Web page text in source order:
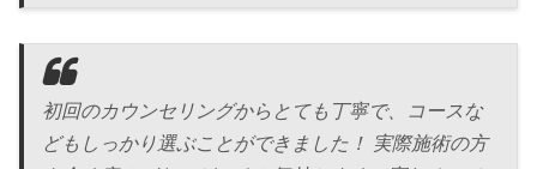
初回のカウンセリングからとても丁寧で、コースな
どもしっかり選ぶことができました！ 実際施術の方